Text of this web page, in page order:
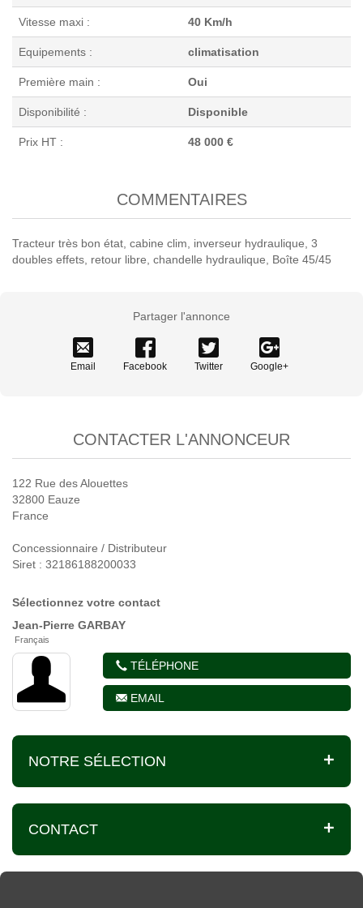
Vitesse maxi : 40 Km/h
Equipements : climatisation
Première main : Oui
Disponibilité : Disponible
Prix HT : 48 000 €
COMMENTAIRES
Tracteur très bon état, cabine clim, inverseur hydraulique, 3
doubles effets, retour libre, chandelle hydraulique, Boîte 45/45
Partager l'annonce
Email Facebook Twitter Google+
CONTACTER L'ANNONCEUR
122 Rue des Alouettes
32800 Eauze
France
Concessionnaire / Distributeur
Siret : 32186188200033
Sélectionnez votre contact
Jean-Pierre GARBAY
Français
TÉLÉPHONE
EMAIL
NOTRE SÉLECTION
CONTACT